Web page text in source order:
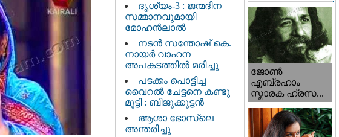
ദൃശ്യം-3 : ജന്മദിന
സമ്മാനവുമായി
മോഹൻലാൽ
നടന്‍ സന്തോഷ് കെ.
നായര്‍ വാഹന
അപകടത്തില്‍ മരിച്ചു
പടക്കം പൊട്ടിച്ച
വൈറൽ ചേട്ടനെ കണ്ടു
മുട്ടി : ബിജുക്കുട്ടൻ
ആശാ ഭോസ്‌ലെ
അന്തരിച്ചു
ജോണ്‍
എബ്രഹാം
സ്മാരക ഹ്രസ...